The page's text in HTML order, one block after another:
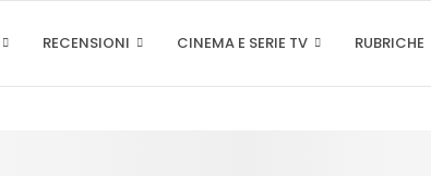
RECENSIONI CINEMA E SERIE TV RUBRICHE